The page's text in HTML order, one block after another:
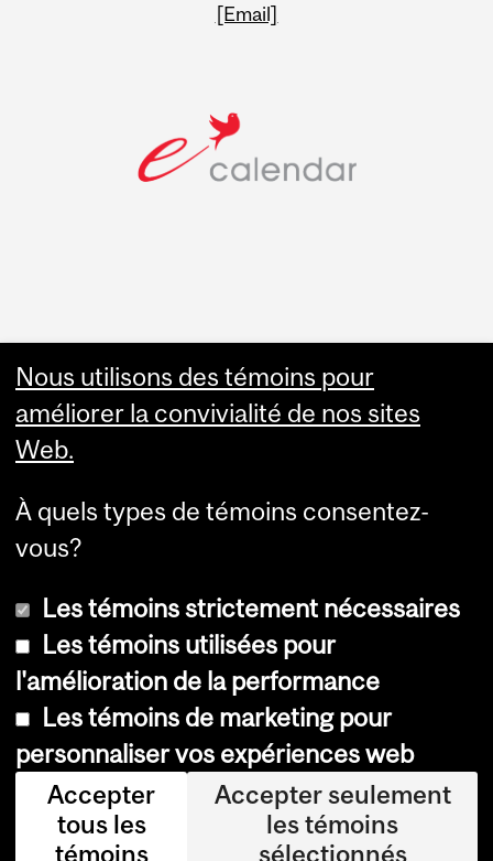
[Email]
Faculty Links
Contact
© Université McGill, 2026
Accessibilité
Avis sur les témoins
Paramètres des témoins
Nous utilisons des témoins pour
améliorer la convivialité de nos sites
Web.
À quels types de témoins consentez-
vous?
Les témoins strictement nécessaires
Les témoins utilisées pour
l'amélioration de la performance
Les témoins de marketing pour
personnaliser vos expériences web
Accepter
tous les
témoins
Accepter seulement
les témoins
sélectionnés